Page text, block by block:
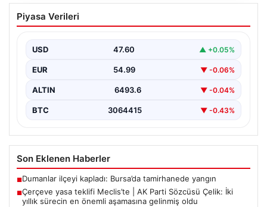
Çerçeve yasa teklifi Meclis’te | AK Parti
Sözcüsü Çelik: İki yıllık sürecin en
Piyasa Verileri
USD 47.60 ▲ +0.05%
EUR 54.99 ▼ -0.06%
ALTIN 6493.6 ▼ -0.04%
BTC 3064415 ▼ -0.43%
Son Eklenen Haberler
■Dumanlar ilçeyi kapladı: Bursa’da tamirhanede yangın
■Çerçeve yasa teklifi Meclis’te | AK Parti Sözcüsü Çelik: İki
yıllık sürecin en önemli aşamasına gelinmiş oldu